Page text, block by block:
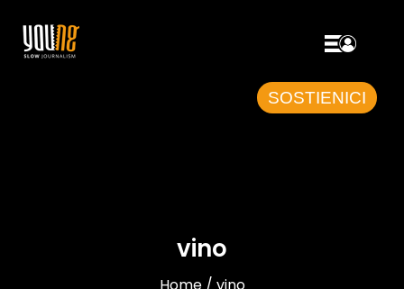
SOSTIENICI
vino